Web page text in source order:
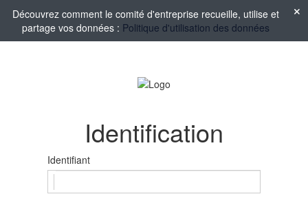
Découvrez comment le comité d'entreprise recueille, utilise et
partage vos données : Politique d'utilisation des données
Identification
Identifiant